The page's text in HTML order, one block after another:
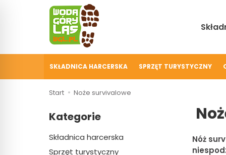
SKŁADNICA HARCERSKA SPRZĘT TURYSTYCZNY
Start Noże survivalowe
Nóż
Kategorie
Składnica harcerska
Sprzęt turystyczny